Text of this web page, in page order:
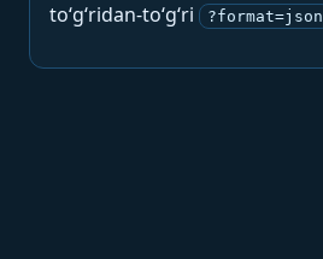
to‘g‘ridan-to‘g‘ri
?format=json